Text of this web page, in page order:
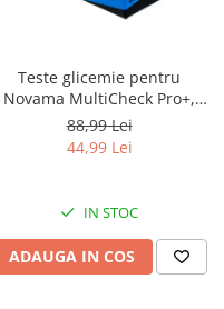
Teste glicemie pentru
Novama MultiCheck Pro+,
BK1-G, 50 teste/ cutie
88,99 Lei
44,99 Lei
IN STOC
ADAUGA IN COS